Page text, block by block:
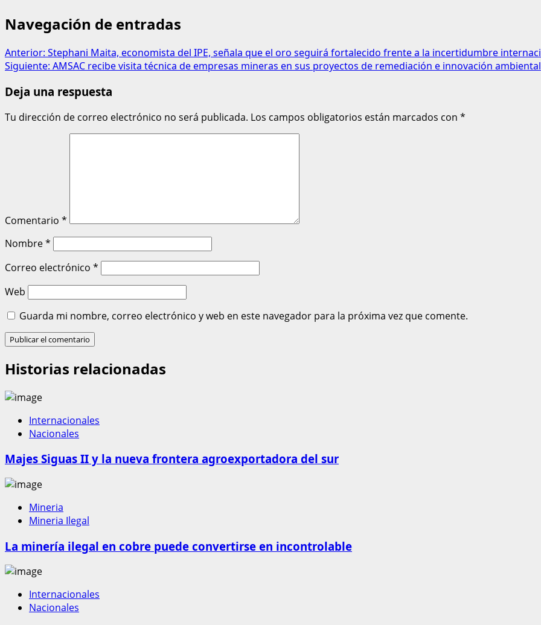
Navegación de entradas
Anterior: Stephani Maita, economista del IPE, señala que el oro seguirá fortalecido frente a la incertidumbre
Siguiente: AMSAC recibe visita técnica de empresas mineras en sus proyectos de remediación e innovación ambiental
Deja una respuesta
Tu dirección de correo electrónico no será publicada. Los campos obligatorios están marcados con *
Comentario *
Nombre*
Correo electrónico *
Web
Guarda mi nombre, correo electrónico y web en este navegador para la próxima vez que comente.
Historias relacionadas
Internacionales
Nacionales
Majes Siguas II y la nueva frontera agroexportadora del sur
Mineria
Mineria Ilegal
La minería ilegal en cobre puede convertirse en incontrolable
Internacionales
Nacionales